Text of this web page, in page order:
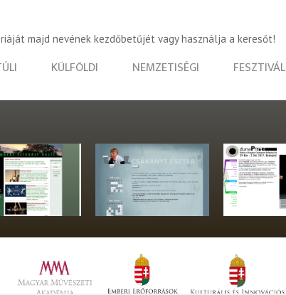
majd nevének kezdőbetűjét vagy használja a keresőt!
KÜLFÖLDI NEMZETISÉGI FESZTIVÁL